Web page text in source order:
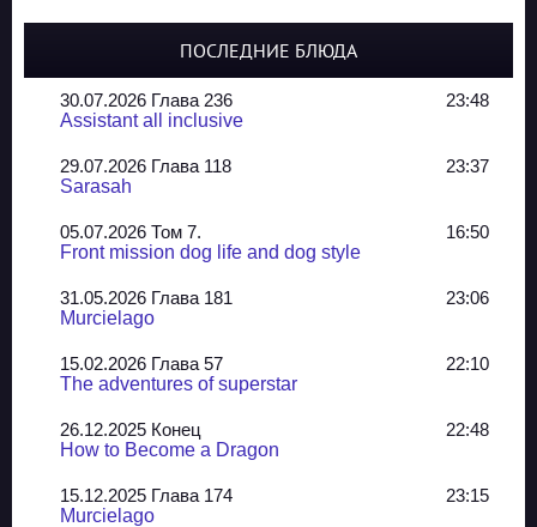
ПОСЛЕДНИЕ БЛЮДА
30.07.2026 Глава 236
23:48
Assistant all inclusive
29.07.2026 Глава 118
23:37
Sarasah
05.07.2026 Том 7.
16:50
Front mission dog life and dog style
31.05.2026 Глава 181
23:06
Murcielago
15.02.2026 Глава 57
22:10
The adventures of superstar
26.12.2025 Конец
22:48
How to Become a Dragon
15.12.2025 Глава 174
23:15
Murcielago